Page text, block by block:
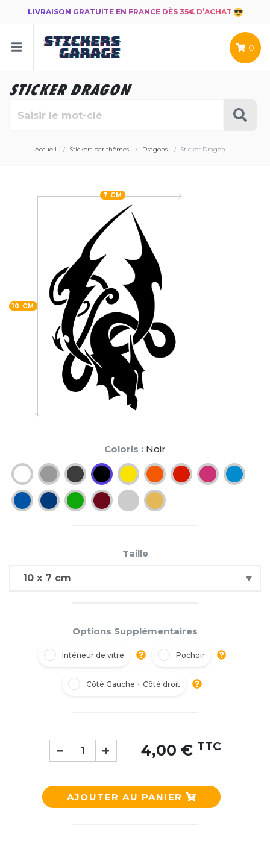
LIVRAISON GRATUITE EN FRANCE DÈS 35€ D’ACHAT
0
STICKER DRAGON
Accueil Stickers par thèmes Dragons Sticker Dragon
10 CM
7 CM
Coloris : Noir
Taille
Options Supplémentaires
Intérieur de vitre Pochoir
Côté Gauche + Côté droit
4,00 € TTC
AJOUTER AU PANIER